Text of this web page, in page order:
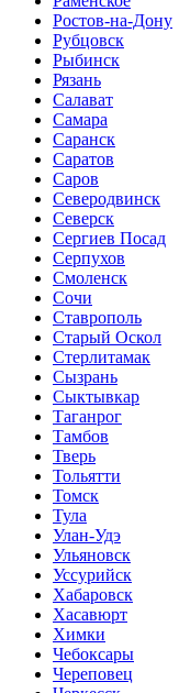
Ростов-на-Дону
Рубцовск
Рыбинск
Рязань
Салават
Самара
Саранск
Саратов
Саров
Северодвинск
Северск
Сергиев Посад
Серпухов
Смоленск
Сочи
Ставрополь
Старый Оскол
Стерлитамак
Сызрань
Сыктывкар
Таганрог
Тамбов
Тверь
Тольятти
Томск
Тула
Улан-Удэ
Ульяновск
Уссурийск
Хабаровск
Хасавюрт
Химки
Чебоксары
Череповец